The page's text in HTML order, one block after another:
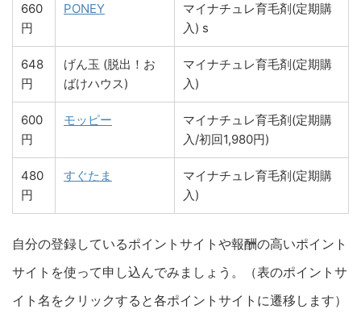
660
円
PONEY
マイナチュレ育毛剤(定期購
入) s
648
円
げん玉 (脱出！お
ばけハウス)
マイナチュレ育毛剤(定期購
入)
600
円
モッピー
マイナチュレ育毛剤(定期購
入/初回1,980円)
480
円
すぐたま
マイナチュレ育毛剤(定期購
入)
自分の登録しているポイントサイトや報酬の高いポイント
サイトを使って申し込んでみましょう。（表のポイントサ
イト名をクリックすると各ポイントサイトに遷移します）